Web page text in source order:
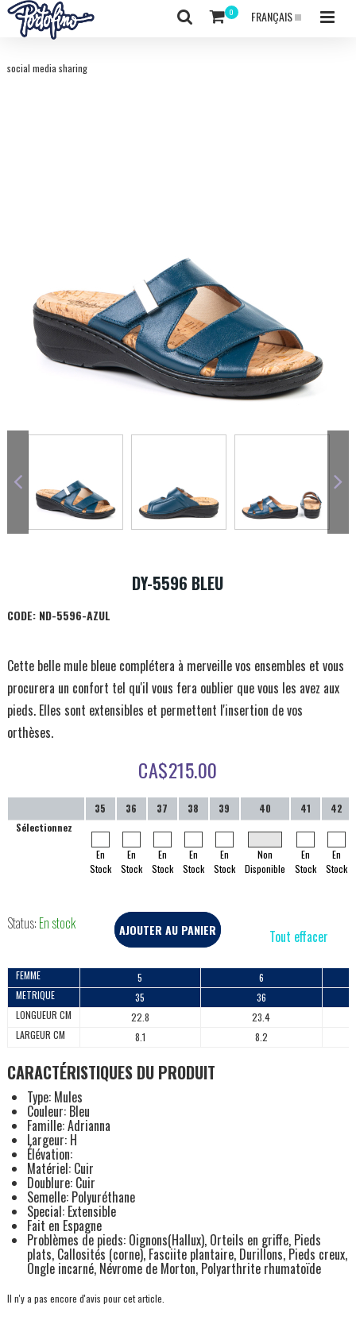
FRANÇAIS
social media sharing
DY-5596 BLEU
CODE:ND-5596-AZUL
Cette belle mule bleue complétera à merveille vos ensembles et vous
procurera un confort tel qu'il vous fera oublier que vous les avez aux
pieds. Elles sont extensibles et permettent l'insertion de vos
orthèses.
CA$215.00
35 36 37 38 39 40 41
42
Sélectionnez
En
Stock
En
Stock
En
Stock
En
Stock
En
Stock
Non
Disponible
En
Stock
En
Stock
Status: En stock AJOUTER AU PANIER Tout effacer
FEMME 5
6
METRIQUE
35
36
LONGUEUR CM
22.8
23.4
LARGEUR CM
8.1 8.2
CARACTÉRISTIQUES DU PRODUIT
Type: Mules
Couleur: Bleu
Famille: Adrianna
Largeur: H
Élévation:
Matériel: Cuir
Doublure: Cuir
Semelle: Polyuréthane
Special: Extensible
Fait en Espagne
Problèmes de pieds: Oignons(Hallux), Orteils en griffe, Pieds
plats, Callosités (corne), Fasciite plantaire, Durillons, Pieds creux,
Ongle incarné, Névrome de Morton, Polyarthrite rhumatoïde
Il n'y a pas encore d'avis pour cet article.